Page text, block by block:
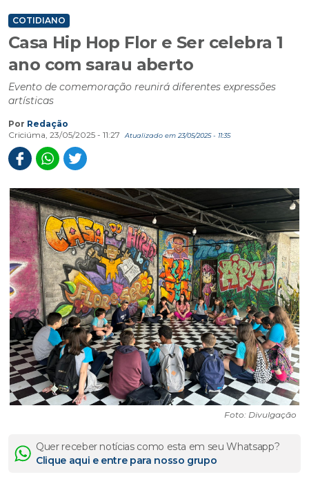
COTIDIANO
Casa Hip Hop Flor e Ser celebra 1
ano com sarau aberto
Evento de comemoração reunirá diferentes expressões
artísticas
Por Redação
Criciúma, 23/05/2025 - 11:27
Atualizado em 23/05/2025 - 11:35
Foto: Divulgação
Quer receber notícias como esta em seu Whatsapp?
Clique aqui e entre para nosso grupo